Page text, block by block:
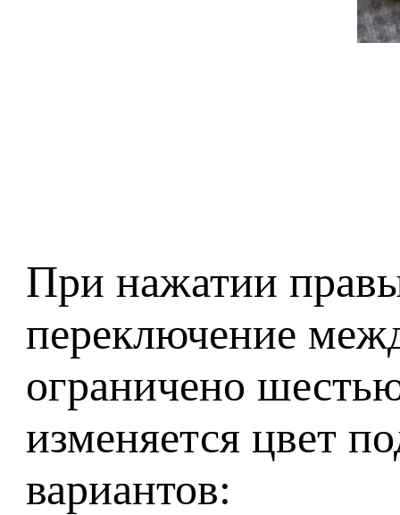
При нажатии
переключение
ограничено
изменяется цвет
вариантов: